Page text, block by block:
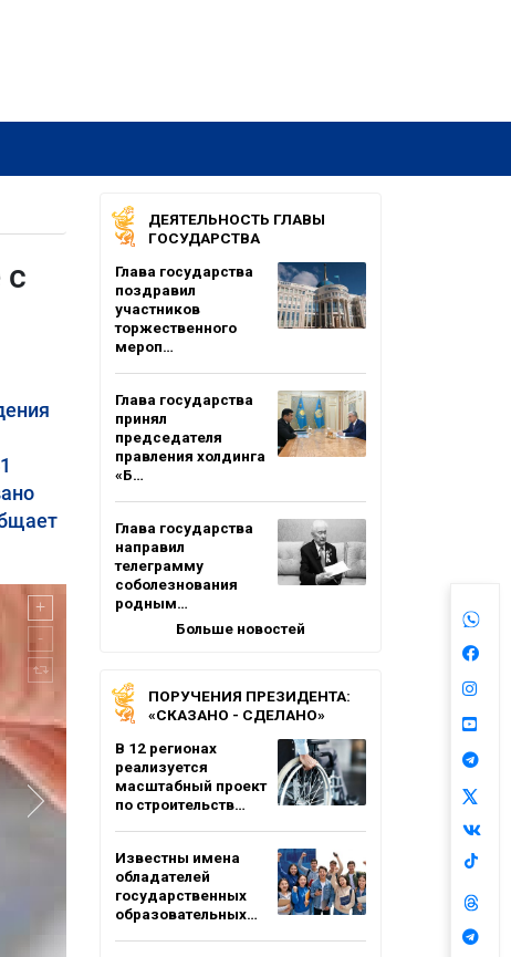
с
ДЕЯТЕЛЬНОСТЬ ГЛАВЫ
ГОСУДАРСТВА
Глава государства
поздравил
участников
торжественного
мероп…
Глава государства
принял
председателя
правления холдинга
«Б…
Глава государства
направил
телеграмму
соболезнования
родным…
Больше новостей
ПОРУЧЕНИЯ ПРЕЗИДЕНТА:
«СКАЗАНО - СДЕЛАНО»
В 12 регионах
реализуется
масштабный проект
по строительств…
Известны имена
обладателей
государственных
образовательных…